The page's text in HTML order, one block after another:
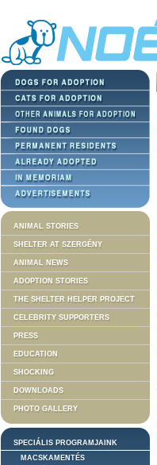
ANIMAL STORIES
SHELTER AT SZERGÉNY
ANIMAL NEWS
ADOPTION STORIES
THE SHELTER HELPER PROJECT
CELEBRITY SUPPORTERS
PRESS
EDUCATION
SHOCKING
DOWNLOADS
PHOTO GALLERY
SPECIÁLIS PROGRAMJAINK
MACSKAMENTÉS